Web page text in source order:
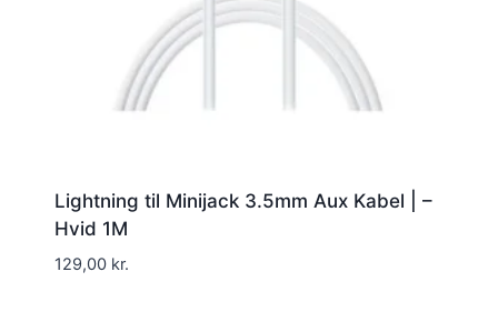
Lightning til Minijack 3.5mm Aux Kabel | –
Hvid 1M
129,00 kr.